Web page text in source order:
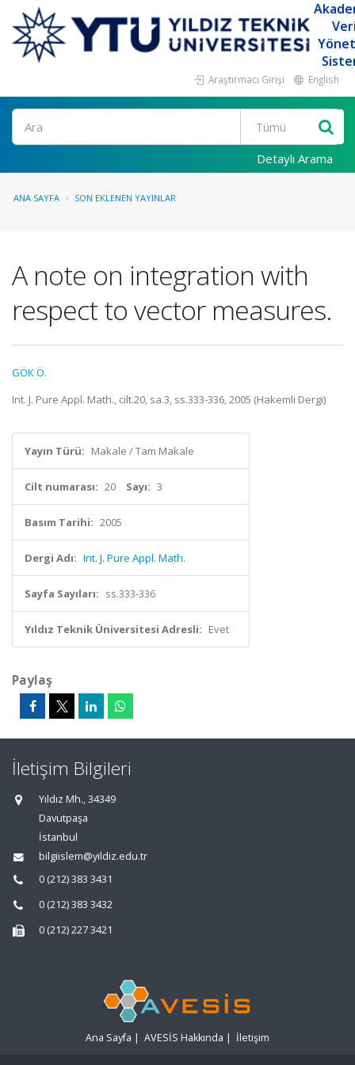
Araştırmacı Girişi English
Ara
Detaylı Arama
ANA SAYFA SON EKLENEN YAYINLAR
A note on integration with
respect to vector measures.
GÖK Ö.
Int. J. Pure Appl. Math., cilt.20, sa.3, ss.333-336, 2005 (Hakemli Dergi)
Yayın Türü: Makale / Tam Makale
Cilt numarası: 20 Sayı: 3
Basım Tarihi: 2005
Dergi Adı: Int. J. Pure Appl. Math.
Sayfa Sayıları: ss.333-336
Yıldız Teknik Üniversitesi Adresli: Evet
Paylaş
İletişim Bilgileri
Yıldız Mh., 34349
Davutpaşa
İstanbul
bilgiislem@yildiz.edu.tr
0 (212) 383 3431
0 (212) 383 3432
0 (212) 227 3421
Ana Sayfa | AVESİS Hakkında | İletişim